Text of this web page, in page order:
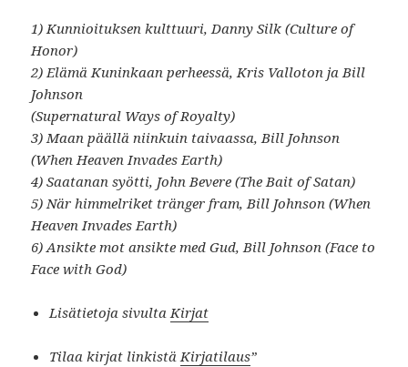
1) Kunnioituksen kulttuuri, Danny Silk (Culture of
Honor)
2) Elämä Kuninkaan perheessä, Kris Valloton ja Bill
Johnson
(Supernatural Ways of Royalty)
3) Maan päällä niinkuin taivaassa, Bill Johnson
(When Heaven Invades Earth)
4) Saatanan syötti, John Bevere (The Bait of Satan)
5) När himmelriket tränger fram, Bill Johnson (When
Heaven Invades Earth)
6) Ansikte mot ansikte med Gud, Bill Johnson (Face to
Face with God)
Lisätietoja sivultaKirjat
Tilaa kirjat linkistäKirjatilaus”